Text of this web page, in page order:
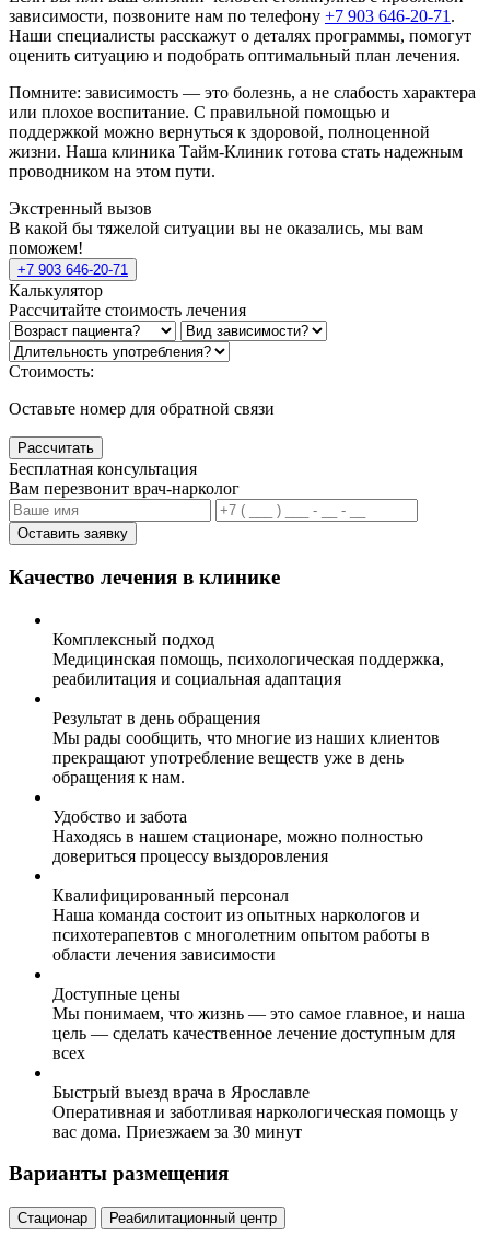
зависимости, позвоните нам по телефону +7 903 646-20-71 .
Наши специалисты расскажут о деталях программы, помогут
оценить ситуацию и подобрать оптимальный план лечения.
Помните: зависимость — это болезнь, а не слабость характера
или плохое воспитание. С правильной помощью и
поддержкой можно вернуться к здоровой, полноценной
жизни. Наша клиника Тайм-Клиник готова стать надежным
проводником на этом пути.
Экстренный вызов
В какой бы тяжелой ситуации вы не оказались, мы вам
поможем!
+7 903 646-20-71
Калькулятор
Рассчитайте стоимость лечения
Стоимость:
Оставьте номер для обратной связи
Рассчитать
Бесплатная консультация
Вам перезвонит врач-нарколог
Оставить заявку
Качество лечения в клинике
Комплексный подход
Медицинская помощь, психологическая поддержка,
реабилитация и социальная адаптация
Результат в день обращения
Мы рады сообщить, что многие из наших клиентов
прекращают употребление веществ уже в день
обращения к нам.
Удобство и забота
Находясь в нашем стационаре, можно полностью
довериться процессу выздоровления
Квалифицированный персонал
Наша команда состоит из опытных наркологов и
психотерапевтов с многолетним опытом работы в
области лечения зависимости
Доступные цены
Мы понимаем, что жизнь — это самое главное, и наша
цель — сделать качественное лечение доступным для
всех
Быстрый выезд врача в Ярославле
Оперативная и заботливая наркологическая помощь у
вас дома. Приезжаем за 30 минут
Варианты размещения
Стационар Реабилитационный центр